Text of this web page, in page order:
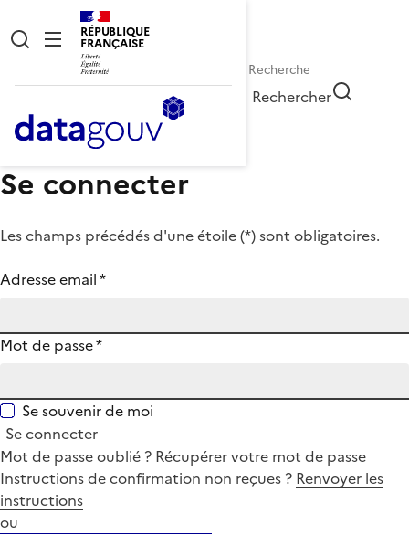
RÉPUBLIQUE
FRANÇAISE
Rechercher
Se connecter
Les champs précédés d'une étoile (*) sont obligatoires.
Adresse email*
Mot de passe*
Se souvenir de moi
Se connecter
Mot de passe oublié ? Récupérer votre mot de passe
Instructions de confirmation non reçues ? Renvoyer les
instructions
ou